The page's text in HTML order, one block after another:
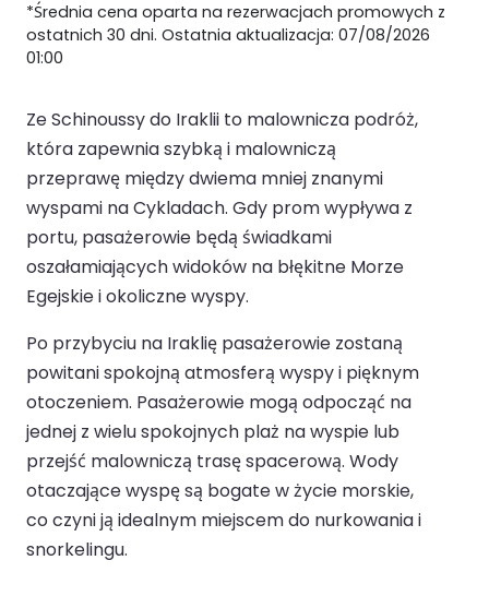
*Średnia cena oparta na rezerwacjach promowych z
ostatnich 30 dni. Ostatnia aktualizacja: 07/08/2026
01:00
Ze Schinoussy do Iraklii to malownicza podróż,
która zapewnia szybką i malowniczą
przeprawę między dwiema mniej znanymi
wyspami na Cykladach. Gdy prom wypływa z
portu, pasażerowie będą świadkami
oszałamiających widoków na błękitne Morze
Egejskie i okoliczne wyspy.
Po przybyciu na Iraklię pasażerowie zostaną
powitani spokojną atmosferą wyspy i pięknym
otoczeniem. Pasażerowie mogą odpocząć na
jednej z wielu spokojnych plaż na wyspie lub
przejść malowniczą trasę spacerową. Wody
otaczające wyspę są bogate w życie morskie,
co czyni ją idealnym miejscem do nurkowania i
snorkelingu.